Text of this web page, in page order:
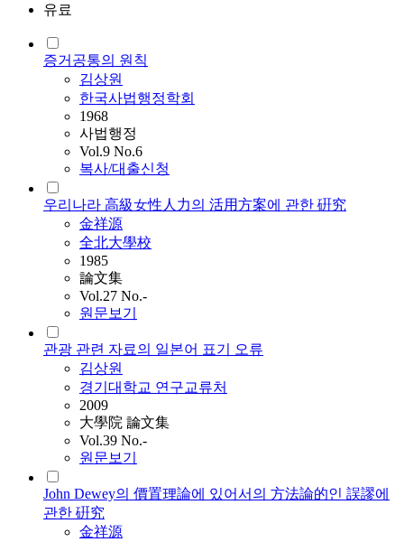
유료
증거공통의 원칙
김상원
한국사법행정학회
1968
사법행정
Vol.9 No.6
복사/대출신청
우리나라 高級女性人力의 活用方案에 관한 硏究
金祥源
全北大學校
1985
論文集
Vol.27 No.-
원문보기
관광 관련 자료의 일본어 표기 오류
김상원
경기대학교 연구교류처
2009
大學院 論文集
Vol.39 No.-
원문보기
John Dewey의 價置理論에 있어서의 方法論的인 誤謬에
관한 硏究
金祥源